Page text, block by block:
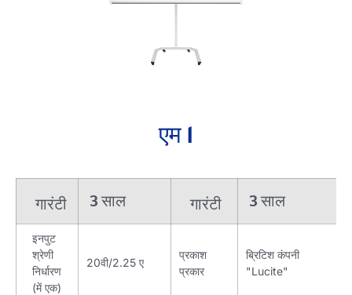
एम 1
गारंटी 3 साल गारंटी 3 साल
इनपुट
श्रेणी
निर्धारण
(में एक)
20वी/2.25 ए
प्रकाश
प्रकार
ब्रिटिश कंपनी
"Lucite"